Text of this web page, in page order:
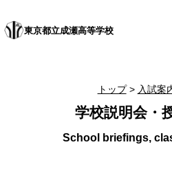
東京都立成瀬高等学校
トップ> 入試案
学校説明会・